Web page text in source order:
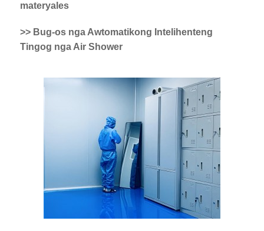
materyales
>> Bug-os nga Awtomatikong Intelihenteng
Tingog nga Air Shower